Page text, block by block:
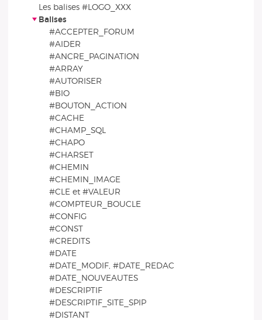
Les balises #LOGO_XXX
Balises
#ACCEPTER_FORUM
#AIDER
#ANCRE_PAGINATION
#ARRAY
#AUTORISER
#BIO
#BOUTON_ACTION
#CACHE
#CHAMP_SQL
#CHAPO
#CHARSET
#CHEMIN
#CHEMIN_IMAGE
#CLE et #VALEUR
#COMPTEUR_BOUCLE
#CONFIG
#CONST
#CREDITS
#DATE
#DATE_MODIF, #DATE_REDAC
#DATE_NOUVEAUTES
#DESCRIPTIF
#DESCRIPTIF_SITE_SPIP
#DISTANT